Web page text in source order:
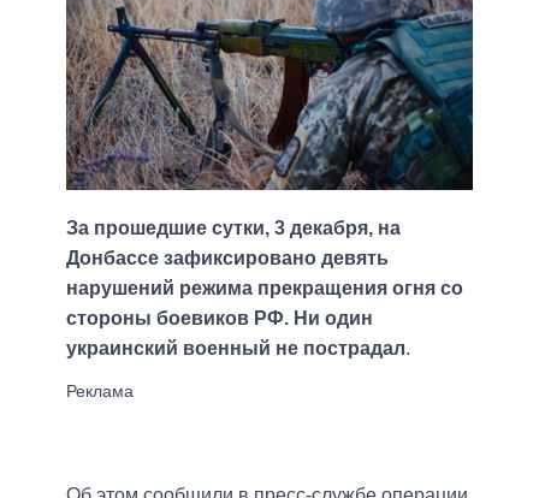
За прошедшие сутки, 3 декабря, на
Донбассе зафиксировано девять
нарушений режима прекращения огня со
стороны боевиков РФ. Ни один
украинский военный не пострадал.